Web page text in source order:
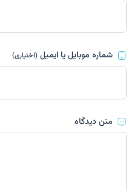
شماره موبایل یا ایمیل(اختیاری)
متن دیدگاه